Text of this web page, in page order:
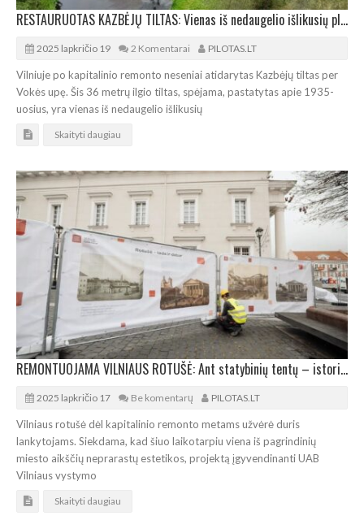
RESTAURUOTAS KAZBĖJŲ TILTAS: Vienas iš nedaugelio išlikusių plieninių santvarinių tiltų sostinėje
2025 lapkričio 19 2 Komentarai PILOTAS.LT
Vilniuje po kapitalinio remonto neseniai atidarytas Kazbėjų tiltas per
Vokės upę. Šis 36 metrų ilgio tiltas, spėjama, pastatytas apie 1935-
uosius, yra vienas iš nedaugelio išlikusių
Skaityti daugiau
REMONTUOJAMA VILNIAUS ROTUŠĖ: Ant statybinių tentų – istorinės fotografijos
2025 lapkričio 17 Be komentarų PILOTAS.LT
Vilniaus rotušė dėl kapitalinio remonto metams užvėrė duris
lankytojams. Siekdama, kad šiuo laikotarpiu viena iš pagrindinių
miesto aikščių neprarastų estetikos, projektą įgyvendinanti UAB
Vilniaus vystymo
Skaityti daugiau